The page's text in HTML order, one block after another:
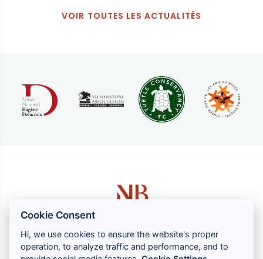
VOIR TOUTES LES ACTUALITÉS
1 rue Louis GASSIN - 06300 NICE
Cookie Consent
Hi, we use cookies to ensure the website's proper
operation, to analyze traffic and performance, and to